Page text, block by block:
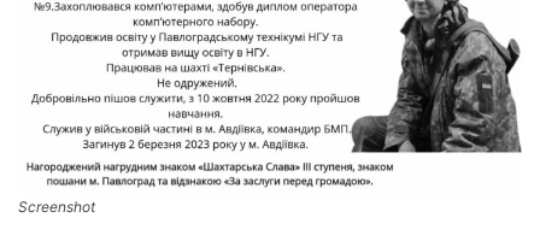
Screenshot